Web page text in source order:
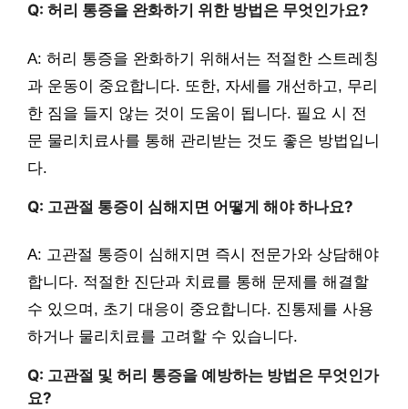
Q: 허리 통증을 완화하기 위한 방법은 무엇인가요?
A: 허리 통증을 완화하기 위해서는 적절한 스트레칭
과 운동이 중요합니다. 또한, 자세를 개선하고, 무리
한 짐을 들지 않는 것이 도움이 됩니다. 필요 시 전
문 물리치료사를 통해 관리받는 것도 좋은 방법입니
다.
Q: 고관절 통증이 심해지면 어떻게 해야 하나요?
A: 고관절 통증이 심해지면 즉시 전문가와 상담해야
합니다. 적절한 진단과 치료를 통해 문제를 해결할
수 있으며, 초기 대응이 중요합니다. 진통제를 사용
하거나 물리치료를 고려할 수 있습니다.
Q: 고관절 및 허리 통증을 예방하는 방법은 무엇인가
요?